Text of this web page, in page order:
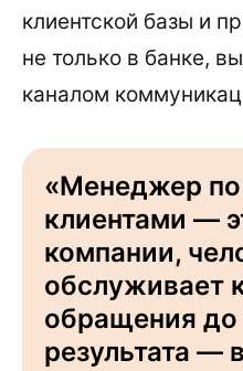
клиентской базы и
не только в банке,
каналом
«Менеджер по
клиентами —
компании,
обслуживает
обращения до
результата —